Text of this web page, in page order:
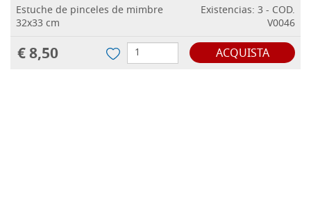
Estuche de pinceles de mimbre
32x33 cm
Existencias: 3 - COD.
V0046
€ 8,50 ACQUISTA